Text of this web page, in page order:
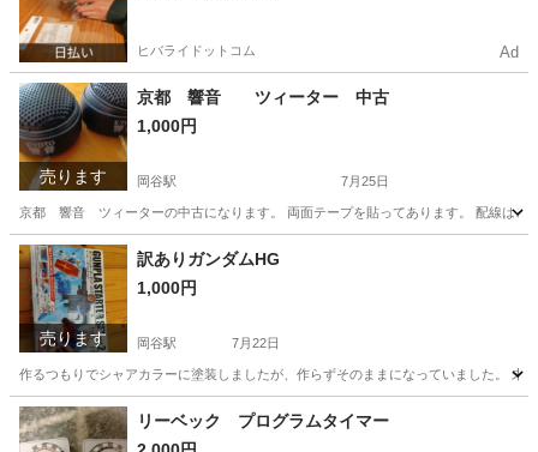
ヒバライドットコム Ad
売ります
京都 響音 ツィーター 中古
1,000円
岡谷駅 7月25日
京都 響音 ツィーターの中古になります。 両面テープを貼ってあります。 配線はご
長野 岡谷市 岡谷駅 カーオーディオ
売ります
訳ありガンダムHG
1,000円
岡谷駅 7月22日
作るつもりでシャアカラーに塗装しましたが、作らずそのままになっていました。 未
長野 岡谷市 岡谷駅 模型、プラモデル
リーベック プログラムタイマー